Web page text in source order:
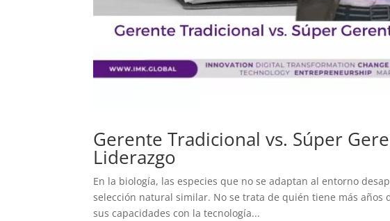
Gerente Tradicional vs. Súper
Liderazgo
En la biología, las especies que no se adaptan al entorno
selección natural similar. No se trata de quién tiene más
sus capacidades con la tecnología...